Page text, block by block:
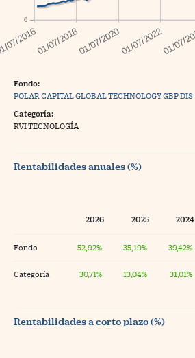
0
Fondo:
POLAR CAPITAL GLOBAL TECHNOLOGY GBP DIS
Categoría:
RVI TECNOLOGÍA
Rentabilidades anuales (%)
2026 2025 2024
Fondo 52,92% 35,19% 39,42%
Categoría 30,71% 13,04% 31,01%
Rentabilidades a corto plazo (%)